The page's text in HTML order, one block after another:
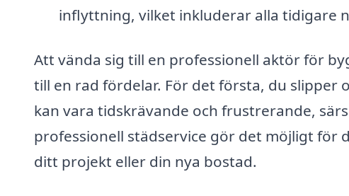
inflyttning, vilket inkluderar alla tidigare
Att vända sig till en professionell aktör för
till en rad fördelar. För det första, du slipper
kan vara tidskrävande och frustrerande,
professionell städservice gör det möjligt för
ditt projekt eller din nya bostad.